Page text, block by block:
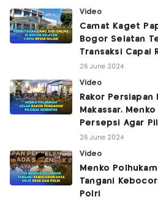
Video
Camat Kaget
Bogor Selatan
Transaksi Capai
26 June 2024
Video
Rakor
Makassar,
Persepsi Agar
26 June 2024
Video
Menko
Tangani
Polri